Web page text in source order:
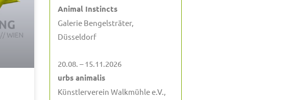
Animal Instincts
Galerie Bengelsträter,
Düsseldorf
20.08. – 15.11.2026
urbs animalis
Künstlerverein Walkmühle e.V.,